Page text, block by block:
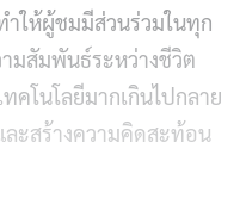
ำให้ผู้ชมมีส่วนร่วมในทุก
มสัมพันธ์ระหว่างชีวิต
คโนโลยีมากเกินไปกลาย
ละสร้างความคิดสะท้อน